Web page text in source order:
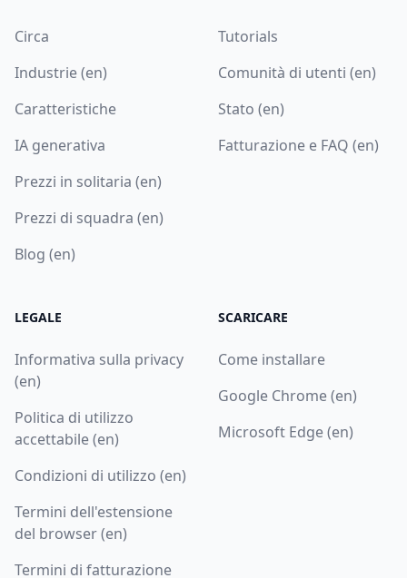
Circa
Industrie (en)
Caratteristiche
IA generativa
Prezzi in solitaria (en)
Prezzi di squadra (en)
Blog (en)
Tutorials
Comunità di utenti (en)
Stato (en)
Fatturazione e FAQ (en)
LEGALE
Informativa sulla privacy
(en)
Politica di utilizzo
accettabile (en)
Condizioni di utilizzo (en)
Termini dell'estensione
del browser (en)
Termini di fatturazione
SCARICARE
Come installare
Google Chrome (en)
Microsoft Edge (en)